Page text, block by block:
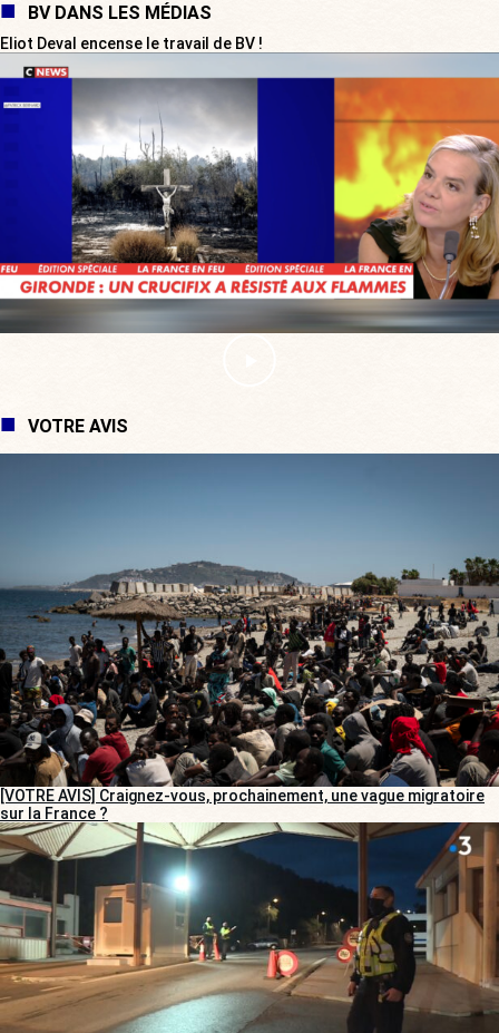
BV DANS LES MÉDIAS
Eliot Deval encense le travail de BV !
VOTRE AVIS
[VOTRE AVIS] Craignez-vous, prochainement, une vague migratoire
sur la France ?